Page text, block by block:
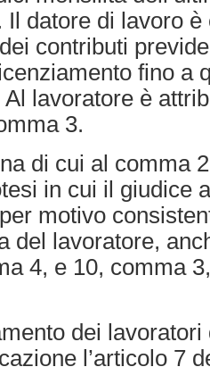
Il datore di lavoro
contributi
fino a
lavoratore è
3.
di cui al comma 2
in cui il giudice
motivo
del lavoratore,
4, e 10, comma
dei lavoratori
l’articolo 7